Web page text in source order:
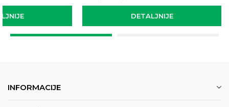
DETALJNIJE
INFORMACIJE